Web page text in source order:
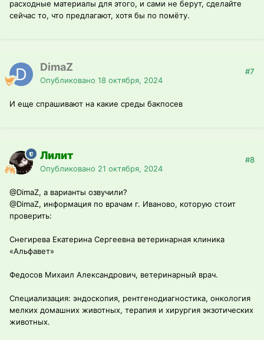
расходные материалы для этого, и сами не берут, сделайте
сейчас то, что предлагают, хотя бы по помёту.
DimaZ
Опубликовано 18 октября, 2024
#7
И еще спрашивают на какие среды бакпосев
Лилит
Опубликовано 21 октября, 2024
#8
@DimaZ, а варианты озвучили?
@DimaZ, информация по врачам г. Иваново, которую стоит
проверить:
Снегирева Екатерина Сергеевна ветеринарная клиника
«Альфавет»
Федосов Михаил Александрович, ветеринарный врач.
Специализация: эндоскопия, рентгенодиагностика, онкология
мелких домашних животных, терапия и хирургия экзотических
животных.